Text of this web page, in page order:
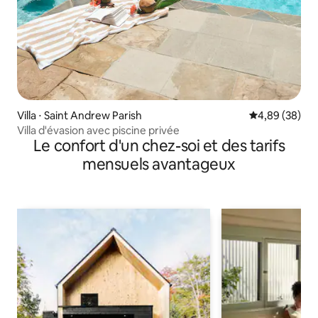
Villa ⋅ Saint Andrew Parish Évaluation
4,89 (38)
Villa d'évasion avec piscine privée
Le confort d'un chez-soi et des tarifs
mensuels avantageux